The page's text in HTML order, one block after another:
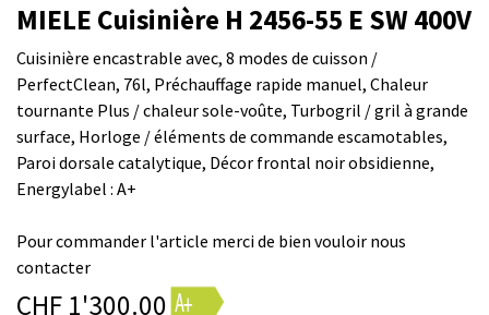
MIELE Cuisinière H 2456-55 E SW 400V
Cuisinière encastrable avec, 8 modes de cuisson /
PerfectClean, 76l, Préchauffage rapide manuel, Chaleur
tournante Plus / chaleur sole-voûte, Turbogril / gril à grande
surface, Horloge / éléments de commande escamotables,
Paroi dorsale catalytique, Décor frontal noir obsidienne,
Energylabel : A+
Pour commander l'article merci de bien vouloir nous
contacter
CHF 1'300.00